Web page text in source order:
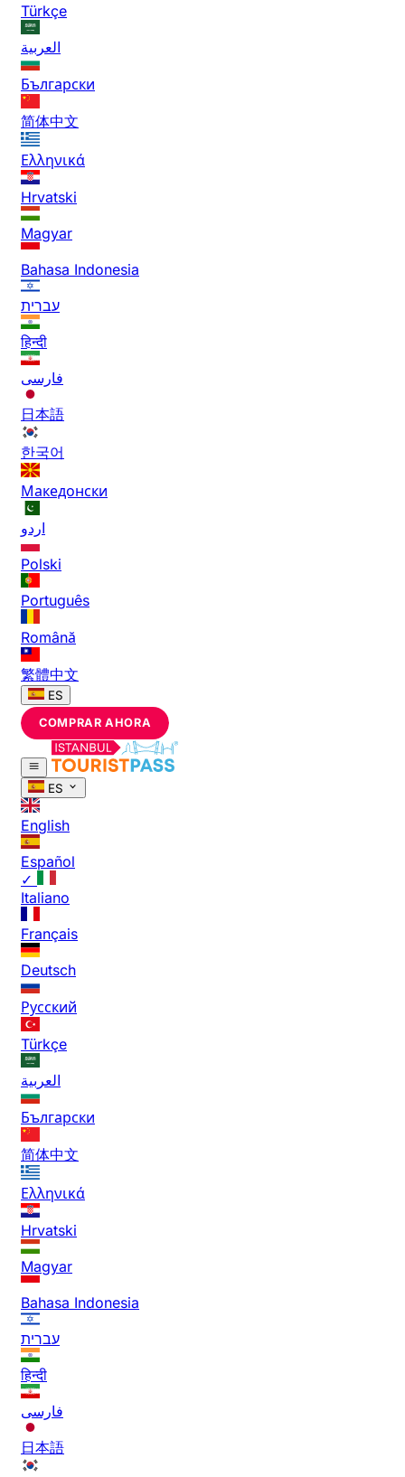
Türkçe
العربية
Български
简体中文
Ελληνικά
Hrvatski
Magyar
Bahasa Indonesia
עברית
हिन्दी
فارسی
日本語
한국어
Македонски
اردو
Polski
Português
Română
繁體中文
ES
COMPRAR AHORA
ES
English
Español
✓
Italiano
Français
Deutsch
Русский
Türkçe
العربية
Български
简体中文
Ελληνικά
Hrvatski
Magyar
Bahasa Indonesia
עברית
हिन्दी
فارسی
日本語